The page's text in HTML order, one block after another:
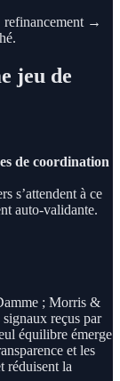
→
jeu de
de coordination
s’attendent à ce
auto-validante.
; Morris &
reçus par
équilibre émerge
et les
réduisent la